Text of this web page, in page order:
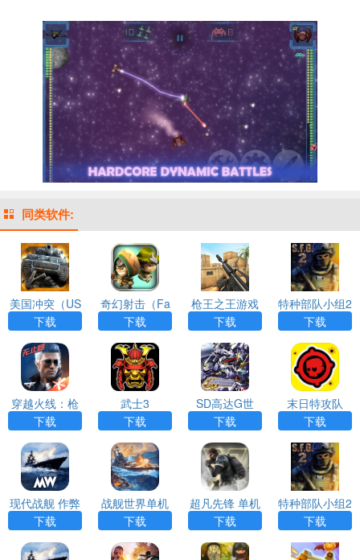
同类软件:
美国冲突（US
Conflict）
下载
奇幻射击（Fa
ntashooting）
下载
枪王之王游戏
APP下载
下载
特种部队小组2
内置作弊菜单
下载
穿越火线：枪
战王者游戏AP
P下载
下载
武士3
下载
SD高达G世
纪：携带版 安
装器游戏APP
下载
下载
末日特攻队
下载
现代战舰 作弊
菜单
下载
战舰世界单机
版
下载
超凡先锋 单机
版下载正版
（Badlander
s）
下载
特种部队小组2
内置修改器
下载